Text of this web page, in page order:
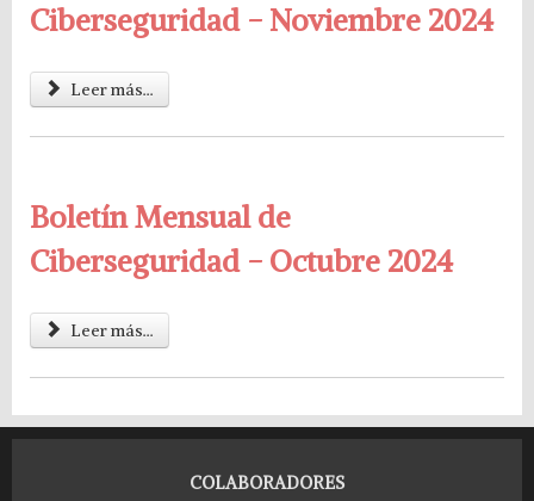
Ciberseguridad - Noviembre 2024
Leer más...
Boletín Mensual de
Ciberseguridad - Octubre 2024
Leer más...
COLABORADORES